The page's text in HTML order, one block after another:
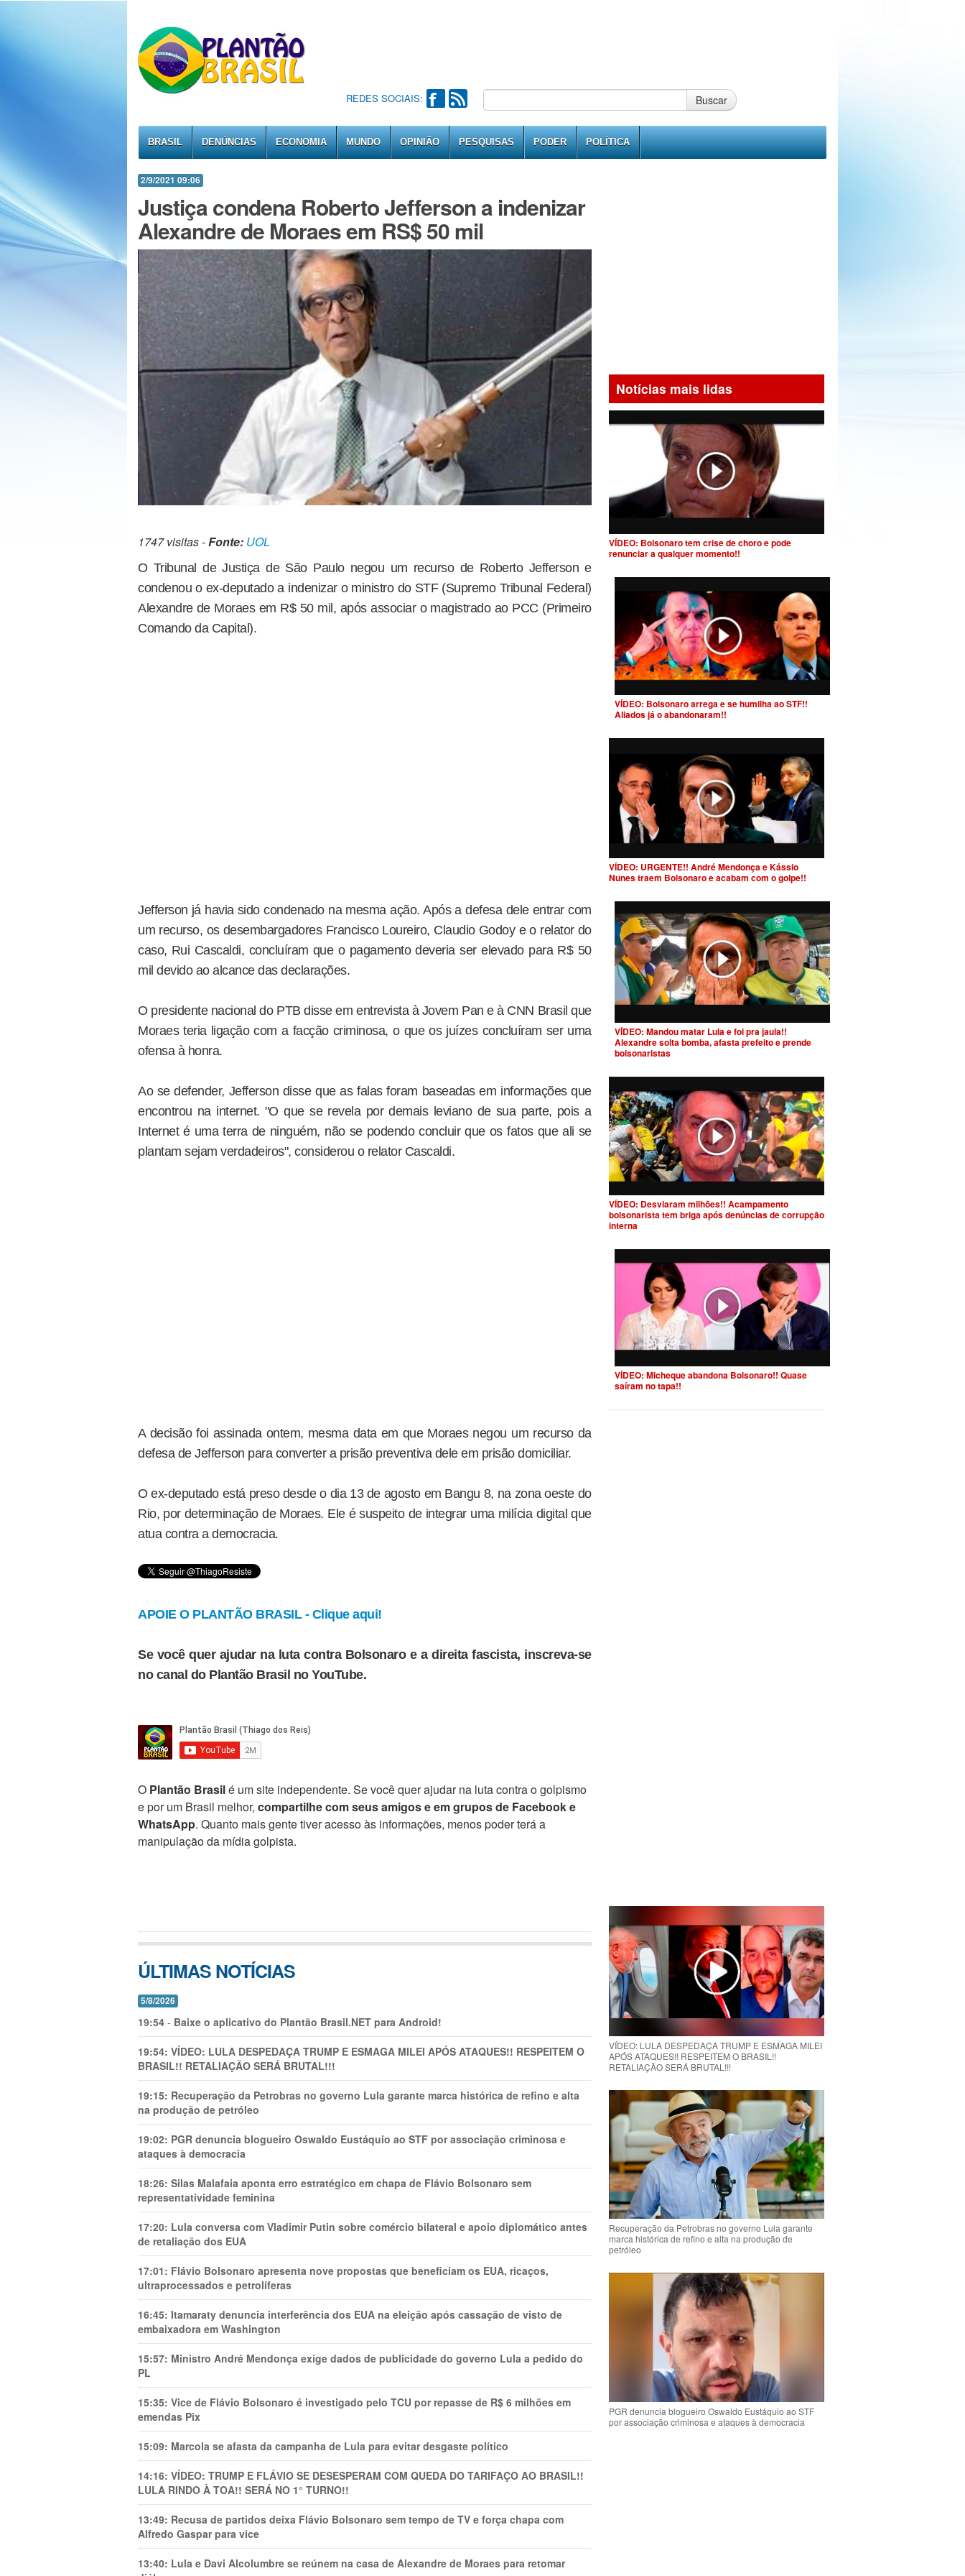
REDES SOCIAIS: Buscar
BRASIL DENÚNCIAS ECONOMIA MUNDO OPINIÃO PESQUISAS PODER POLÍTICA
2/9/2021 09:06
Justiça condena Roberto Jefferson a indenizar
Alexandre de Moraes em RS$ 50 mil
1747 visitas -Fonte: UOL
O Tribunal de Justiça de São Paulo negou um recurso de Roberto Jefferson e
condenou o ex-deputado a indenizar o ministro do STF (Supremo Tribunal Federal)
Alexandre de Moraes em R$ 50 mil, após associar o magistrado ao PCC (Primeiro
Comando da Capital).
Jefferson já havia sido condenado na mesma ação. Após a defesa dele entrar com
um recurso, os desembargadores Francisco Loureiro, Claudio Godoy e o relator do
caso, Rui Cascaldi, concluíram que o pagamento deveria ser elevado para R$ 50
mil devido ao alcance das declarações.
O presidente nacional do PTB disse em entrevista à Jovem Pan e à CNN Brasil que
Moraes teria ligação com a facção criminosa, o que os juízes concluíram ser uma
ofensa à honra.
Ao se defender, Jefferson disse que as falas foram baseadas em informações que
encontrou na internet. "O que se revela por demais leviano de sua parte, pois a
Internet é uma terra de ninguém, não se podendo concluir que os fatos que ali se
plantam sejam verdadeiros", considerou o relator Cascaldi.
A decisão foi assinada ontem, mesma data em que Moraes negou um recurso da
defesa de Jefferson para converter a prisão preventiva dele em prisão domiciliar.
O ex-deputado está preso desde o dia 13 de agosto em Bangu 8, na zona oeste do
Rio, por determinação de Moraes. Ele é suspeito de integrar uma milícia digital que
atua contra a democracia.
APOIE O PLANTÃO BRASIL - Clique aqui!
Se você quer ajudar na luta contra Bolsonaro e a direita fascista, inscreva-se
no canal do Plantão Brasil no YouTube.
O Plantão Brasilé um site independente. Se você quer ajudar na luta contra o golpismo
e por um Brasil melhor, compartilhe com seus amigos e em grupos de Facebook e
WhatsApp. Quanto mais gente tiver acesso às informações, menos poder terá a
manipulação da mídia golpista.
ÚLTIMAS NOTÍCIAS
5/8/2026
19:54 - Baixe o aplicativo do Plantão Brasil.NET para Android!
19:54: VÍDEO: LULA DESPEDAÇA TRUMP E ESMAGA MILEI APÓS ATAQUES!! RESPEITEM O
BRASIL!! RETALIAÇÃO SERÁ BRUTAL!!!
19:15: Recuperação da Petrobras no governo Lula garante marca histórica de refino e alta
na produção de petróleo
19:02: PGR denuncia blogueiro Oswaldo Eustáquio ao STF por associação criminosa e
ataques à democracia
18:26: Silas Malafaia aponta erro estratégico em chapa de Flávio Bolsonaro sem
representatividade feminina
17:20: Lula conversa com Vladimir Putin sobre comércio bilateral e apoio diplomático antes
de retaliação dos EUA
17:01: Flávio Bolsonaro apresenta nove propostas que beneficiam os EUA, ricaços,
ultraprocessados e petrolíferas
16:45: Itamaraty denuncia interferência dos EUA na eleição após cassação de visto de
embaixadora em Washington
15:57: Ministro André Mendonça exige dados de publicidade do governo Lula a pedido do
PL
15:35: Vice de Flávio Bolsonaro é investigado pelo TCU por repasse de R$ 6 milhões em
emendas Pix
15:09: Marcola se afasta da campanha de Lula para evitar desgaste político
14:16: VÍDEO: TRUMP E FLÁVIO SE DESESPERAM COM QUEDA DO TARIFAÇO AO BRASIL!!
LULA RINDO À TOA!! SERÁ NO 1° TURNO!!
13:49: Recusa de partidos deixa Flávio Bolsonaro sem tempo de TV e força chapa com
Alfredo Gaspar para vice
13:40: Lula e Davi Alcolumbre se reúnem na casa de Alexandre de Moraes para retomar
Notícias mais lidas
VÍDEO: Bolsonaro tem crise de choro e pode
renunciar a qualquer momento!!
VÍDEO: Bolsonaro arrega e se humilha ao STF!!
Aliados já o abandonaram!!
VÍDEO: URGENTE!! André Mendonça e Kássio
Nunes traem Bolsonaro e acabam com o golpe!!
VÍDEO: Mandou matar Lula e foi pra jaula!!
Alexandre solta bomba, afasta prefeito e prende
bolsonaristas
VÍDEO: Desviaram milhões!! Acampamento
bolsonarista tem briga após denúncias de corrupção
interna
VÍDEO: Micheque abandona Bolsonaro!! Quase
saíram no tapa!!
VÍDEO: LULA DESPEDAÇA TRUMP E ESMAGA MILEI
APÓS ATAQUES!! RESPEITEM O BRASIL!!
RETALIAÇÃO SERÁ BRUTAL!!!
Recuperação da Petrobras no governo Lula garante
marca histórica de refino e alta na produção de
petróleo
PGR denuncia blogueiro Oswaldo Eustáquio ao STF
por associação criminosa e ataques à democracia